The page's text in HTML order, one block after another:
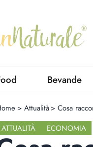
Bevande
> Attualità > Cosa
ATTUALITÀ
ECONOMIA